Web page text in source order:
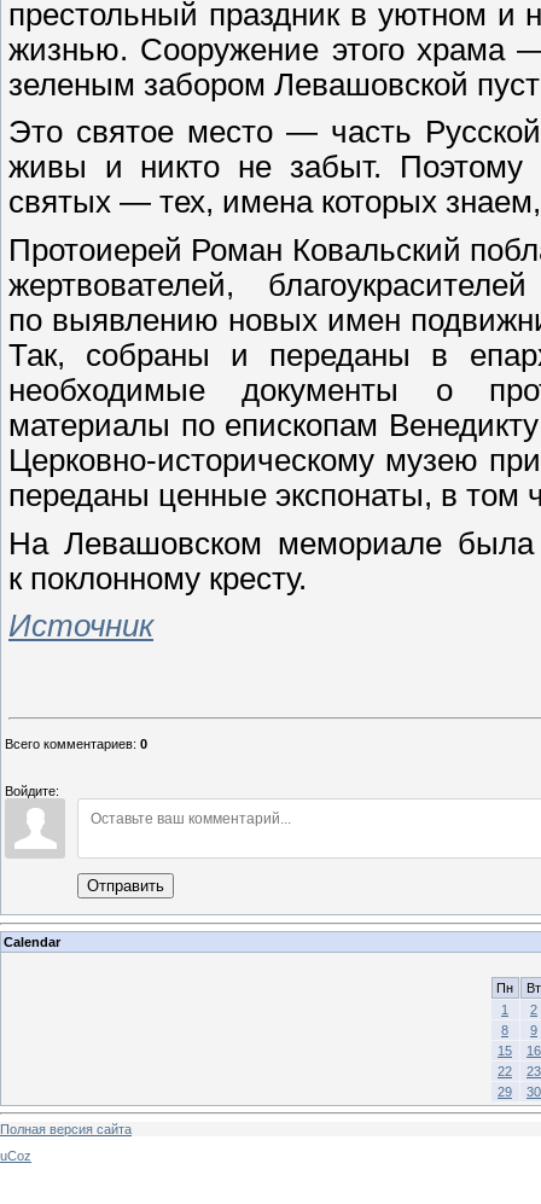
престольный праздник в уютном и
жизнью. Сооружение этого храма
зеленым забором Левашовской
Это святое место — часть
живы и никто не забыт. Поэтому
святых — тех, имена которых
Протоиерей Роман Ковальский
жертвователей,
по выявлению новых имен
Так, собраны и переданы в
необходимые документы о
материалы по епископам
Церковно-историческому музею
переданы ценные экспонаты, в
На Левашовском мемориале
к поклонному кресту.
Источник
Всего комментариев: 0
Войдите:
Отправить
Calendar
Пн
Вт
1
2
8
9
15
16
22
23
29
30
Полная версия сайта
uCoz